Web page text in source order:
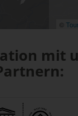
©
mit